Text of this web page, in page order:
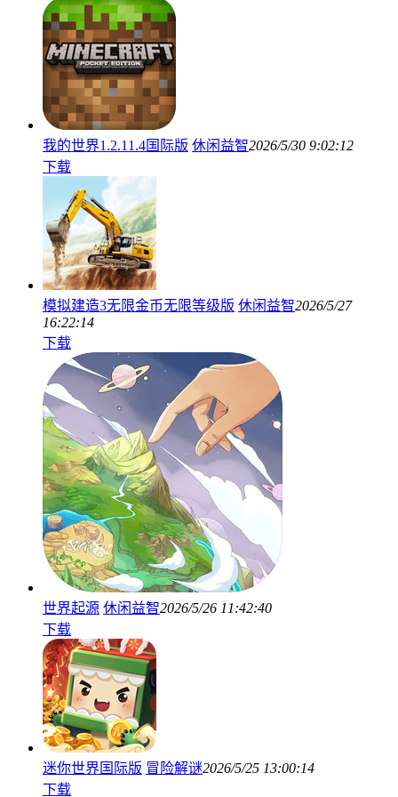
我的世界1.2.11.4国际版 休闲益智2026/5/30 9:02:12
下载
模拟建造3无限金币无限等级版 休闲益智2026/5/27
16:22:14
下载
世界起源 休闲益智2026/5/26 11:42:40
下载
迷你世界国际版 冒险解谜2026/5/25 13:00:14
下载